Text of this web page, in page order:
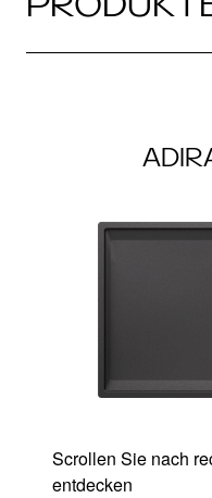
Scrollen Sie nach
entdecken